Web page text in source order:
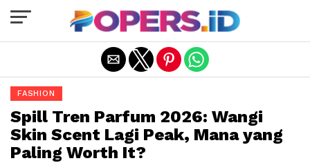
FASHION
Spill Tren Parfum 2026: Wangi
Skin Scent Lagi Peak, Mana yang
Paling Worth It?
Exit mobile version